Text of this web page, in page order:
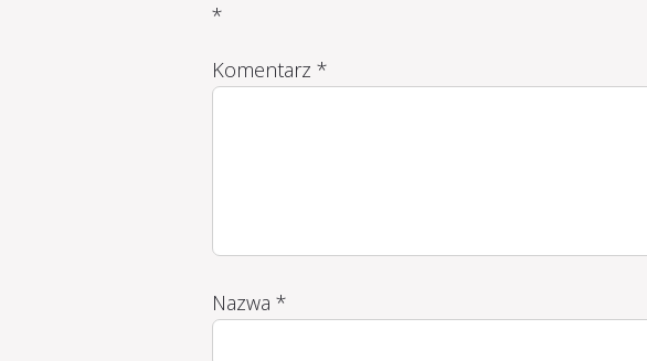
*
Komentarz *
Nazwa *